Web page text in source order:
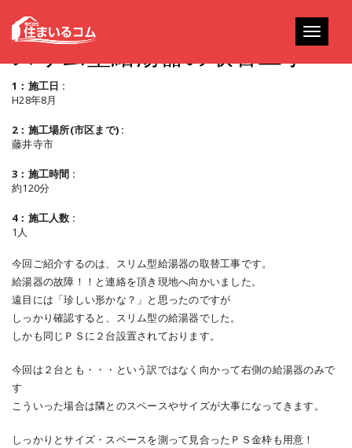
Toggle
スリム型給湯器の取替工事
1：施工日 :
H28年8月
2：施工場所(市区まで) :
藤井寺市
3：施工時間 :
約120分
4：施工人数 :
1人
今回ご紹介するのは、スリム型給湯器の取替工事です。
給湯器の故障！！と連絡を頂き現地へ向かいました。
遠目には「珍しい形かな？」と思ったのですが
しっかり確認すると、スリム型の給湯器でした。
しかも同じＰＳに２台設置されております。
今回は２台とも・・・という訳ではなく向かって右側の給湯器のみで
す
こういった場合は隣とのスペースやサイズが大事になってきます。
しっかりとサイズ・スペースを測って見合ったＰＳ金枠も用意！